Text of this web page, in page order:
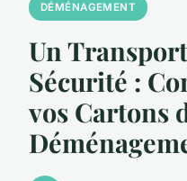
DÉMÉNAGEMENT
Un
Sécurité :
vos Cartons